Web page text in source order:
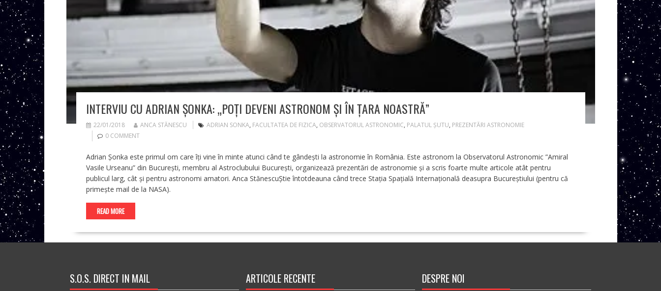
INTERVIU CU ADRIAN ȘONKA: „POȚI DEVENI ASTRONOM ȘI ÎN ȚARA NOASTRĂ”
22/01/2018 ANCA STĂNESCU ADRIAN SONKA, FACULTATEA DE FIZICA, OBSERVATORUL ASTRONOMIC, PALATUL ȘUTU, PREZENTĂRI ASTRONOMIE
0 COMMENT
Adrian Șonka este primul om care îți vine în minte atunci când te gândești la astronomie în România. Este astronom la Observatorul Astronomic ”Amiral
Vasile Urseanu” din București, membru al Astroclubului București, organizează prezentări de astronomie și a scris foarte multe articole atât pentru
publicul larg, cât și pentru astronomi amatori. Anca StănescuȘtie întotdeauna când trece Stația Spațială Internațională deasupra Bucureștiului (pentru că
primește mail de la NASA).
READ MORE
S.O.S. DIRECT IN MAIL ARTICOLE RECENTE DESPRE NOI